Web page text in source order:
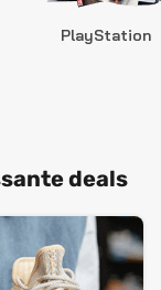
PlayStation
deals